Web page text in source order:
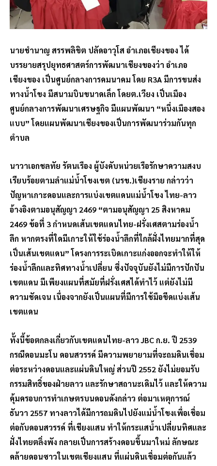
นายชำนาญ สรรพลิขิต ปลัดอาวุโส อำเภอเชียงของ ได้
บรรยายสรุปยุทธศาสตร์การพัฒนาเชียงของว่า อำเภอ
เชียงของ เป็นศูนย์กลางการคมนาคม โดย R3A มีการขนส่ง
ทางน้ำโขง มีสนามบินขนาดเล็ก โดยต.เวียง เป็นเมือง
ศูนย์กลางการพัฒนาเศรษฐกิจ มีแผนพัฒนา “หนึ่งเมืองสอง
แบบ” โดยแผนพัฒนาเชียงของเป็นการพัฒนาร่วมกันทุก
ตำบล
นาวาเอกชลทัย รัตนเรือง ผู้บังคับหน่วยเรือรักษาความสงบ
เรียบร้อยตามลำแม่น้ำโขงเขต (นรข.)เชียงราย กล่าวว่า
ปัญหาเกาะดอนและการแบ่งเขตแดนแม่น้ำโขง ไทย-ลาว
อ้างอิงตามอนุสัญญา 2469 “ตามอนุสัญญา 25 สิงหาคม
2469 ข้อที่ 3 กำหนดเส้นเขตแดนไทย-ฝรั่งเศสตามร่องน้ำ
ลึก หากตรงที่ใดมีเกาะให้ใช้ร่องน้ำลึกที่ใกล้ฝั่งไทยมากที่สุด
เป็นเส้นเขตแดน” โครงการระเบิดเกาะแก่งออกจะทำให้ให้
ร่องน้ำลึกและทิศทางน้ำเปลี่ยน ซึ่งปัจจุบันยังไม่มีการปักปัน
เขตแดน มีเพียงแผนที่สมัยที่ฝรั่งเศสได้ทำไว้ แต่ยังไม่มี
ความชัดเจน เนื่องจากยังเป็นแผนที่มีการใช้มือขีดแบ่งเส้น
เขตแดน
ทั้งนี้ข้อตกลงเกี่ยวกับเขตแดนไทย-ลาว JBC ก.ย. ปี 2539
กรณีดอนมะโน ดอนสวรรค์ มีความพยายามที่จะถมดินเชื่อม
ต่อระหว่างดอนและแผ่นดินใหญ่ ส่วนปี 2552 ยังไม่ยอมรับ
กรรมสิทธิ์ของฝ่ายลาว และรักษาสถานะเดิมไว้ และให้ความ
คุ้มครอบการทำเกษตรบนดอนดังกล่าว ต่อมาเหตุการณ์
ธันวา 2557 ทางลาวได้มีการถมดินไปยังแม่น้ำโขงเพื่อเชื่อม
ต่อกับดอนสวรรค์ ที่เชียงแสน ทำให้กระแสน้ำเปลี่ยนทิศและ
ฝั่งไทยตลิ่งพัง กลายเป็นการสร้างดอนขึ้นมาใหม่ ลักษณะ
คล้ายดอนซาวในเขตเชียงแสน ที่แผ่นดินเชื่อมต่อกันแล้ว